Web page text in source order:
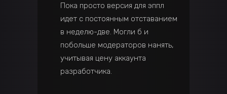
Пока просто версия для эппл
идет с постоянным отставанием
в неделю-две. Могли б и
побольше модераторов нанять,
учитывая цену аккаунта
разработчика.